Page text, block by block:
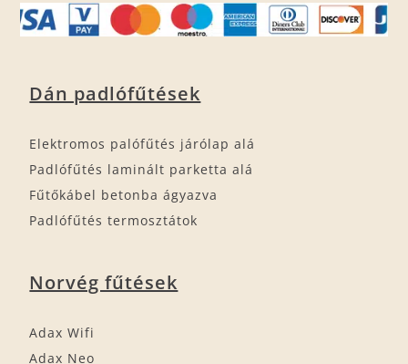
Dán padlófűtések
Elektromos palófűtés járólap alá
Padlófűtés laminált parketta alá
Fűtőkábel betonba ágyazva
Padlófűtés termosztátok
Norvég fűtések
Adax Wifi
Adax Neo